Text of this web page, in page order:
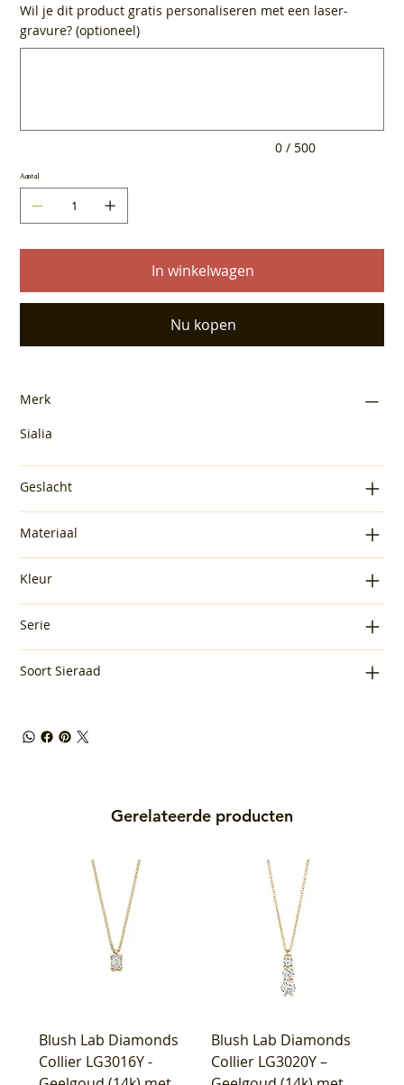
Wil je dit product gratis personaliseren met een laser-
gravure? (optioneel)
0 / 500
Aantal
In winkelwagen
Nu kopen
Merk
Sialia
Geslacht
Materiaal
Kleur
Serie
Soort Sieraad
Gerelateerde producten
Blush Lab Diamonds
Collier LG3016Y -
Blush Lab Diamonds
Collier LG3020Y –